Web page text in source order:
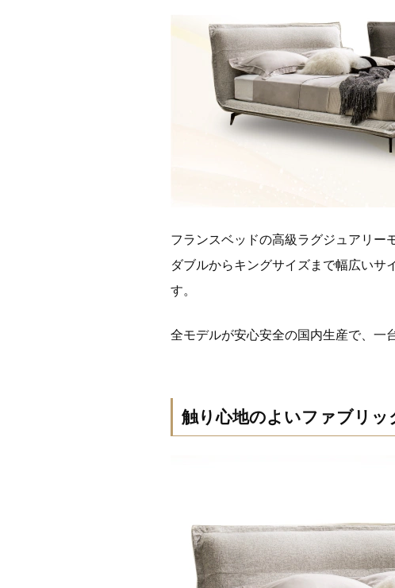
フランスベッドの高級ラグジュアリー
ダブルからキングサイズまで幅広いサ
す。
全モデルが安心安全の国内生産で、一
触り心地のよいファブリッ